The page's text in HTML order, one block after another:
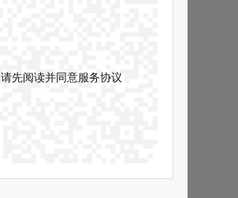
请先阅读并同意服务协议